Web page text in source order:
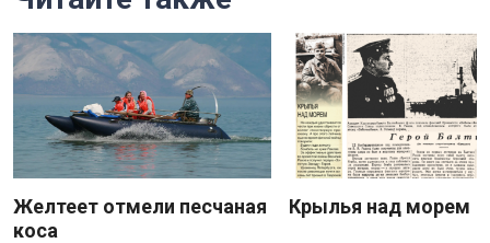
Желтеет отмели песчаная
коса
Крылья над морем